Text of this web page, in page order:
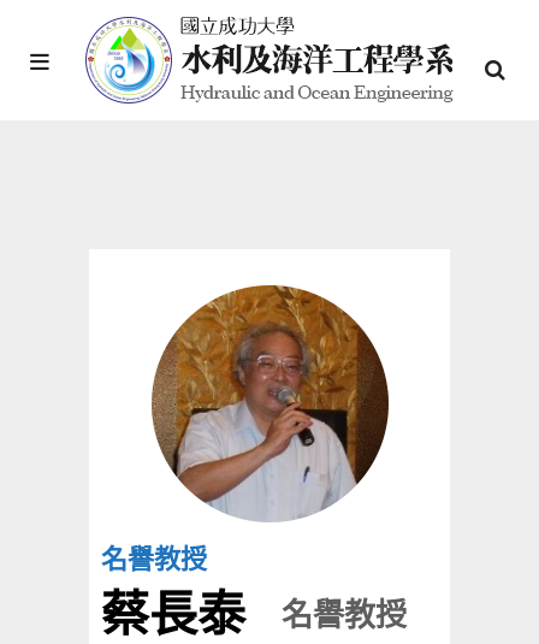
名譽教授
蔡長泰 名譽教授